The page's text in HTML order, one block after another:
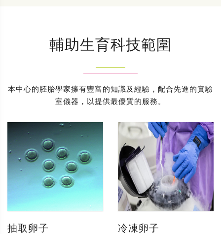
輔助生育科技範圍
本中心的胚胎學家擁有豐富的知識及經驗，配合先進的實驗
室儀器，以提供最優質的服務。
抽取卵子 冷凍卵子